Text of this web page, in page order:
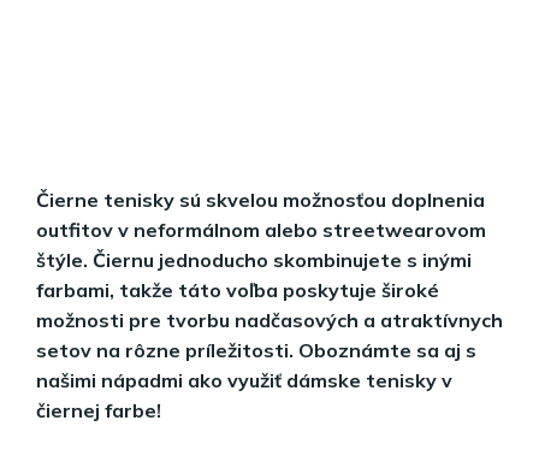
Čierne tenisky sú skvelou možnosťou doplnenia
outfitov v neformálnom alebo streetwearovom
štýle. Čiernu jednoducho skombinujete s inými
farbami, takže táto voľba poskytuje široké
možnosti pre tvorbu nadčasových a atraktívnych
setov na rôzne príležitosti. Oboznámte sa aj s
našimi nápadmi ako využiť dámske tenisky v
čiernej farbe!